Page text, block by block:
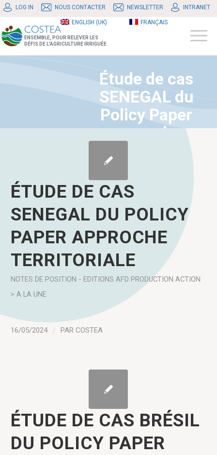
LOG IN NOUS CONTACTER NEWSLETTER INTRANET
ENGLISH (UK) FRANÇAIS
ENSEMBLE, POUR RELEVER LES
DÉFIS DE L'AGRICULTURE IRRIGUÉE
Étude de cas
SENEGAL du
Policy Paper
approche
ÉTUDE DE CAS
SENEGAL DU POLICY
PAPER APPROCHE
TERRITORIALE
NOTES DE POSITION - EDITIONS AFD PRODUCTION ACTION
> A LA UNE
16/05/2024 / PARCOSTEA
ÉTUDE DE CAS BRÉSIL
DU POLICY PAPER